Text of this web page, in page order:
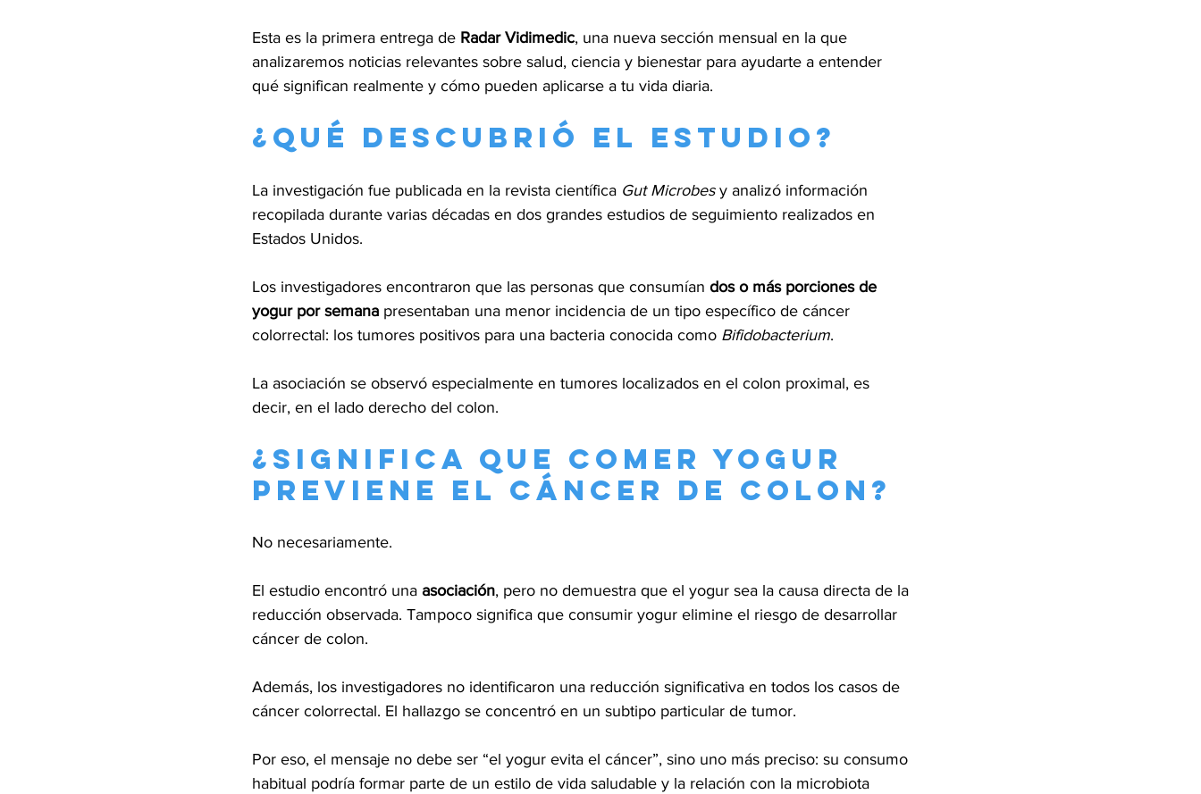
Esta es la primera entrega de Radar Vidimedic, una nueva sección mensual en la que
analizaremos noticias relevantes sobre salud, ciencia y bienestar para ayudarte a entender
qué significan realmente y cómo pueden aplicarse a tu vida diaria.
¿Qué descubrió el estudio?
La investigación fue publicada en la revista científica Gut Microbes y analizó información
recopilada durante varias décadas en dos grandes estudios de seguimiento realizados en
Estados Unidos.
Los investigadores encontraron que las personas que consumían dos o más porciones de
yogur por semana presentaban una menor incidencia de un tipo específico de cáncer
colorrectal: los tumores positivos para una bacteria conocida como Bifidobacterium.
La asociación se observó especialmente en tumores localizados en el colon proximal, es
decir, en el lado derecho del colon.
¿Significa que comer yogur
previene el cáncer de colon?
No necesariamente.
El estudio encontró una asociación, pero no demuestra que el yogur sea la causa directa de la
reducción observada. Tampoco significa que consumir yogur elimine el riesgo de desarrollar
cáncer de colon.
Además, los investigadores no identificaron una reducción significativa en todos los casos de
cáncer colorrectal. El hallazgo se concentró en un subtipo particular de tumor.
Por eso, el mensaje no debe ser “el yogur evita el cáncer”, sino uno más preciso: su consumo
habitual podría formar parte de un estilo de vida saludable y la relación con la microbiota